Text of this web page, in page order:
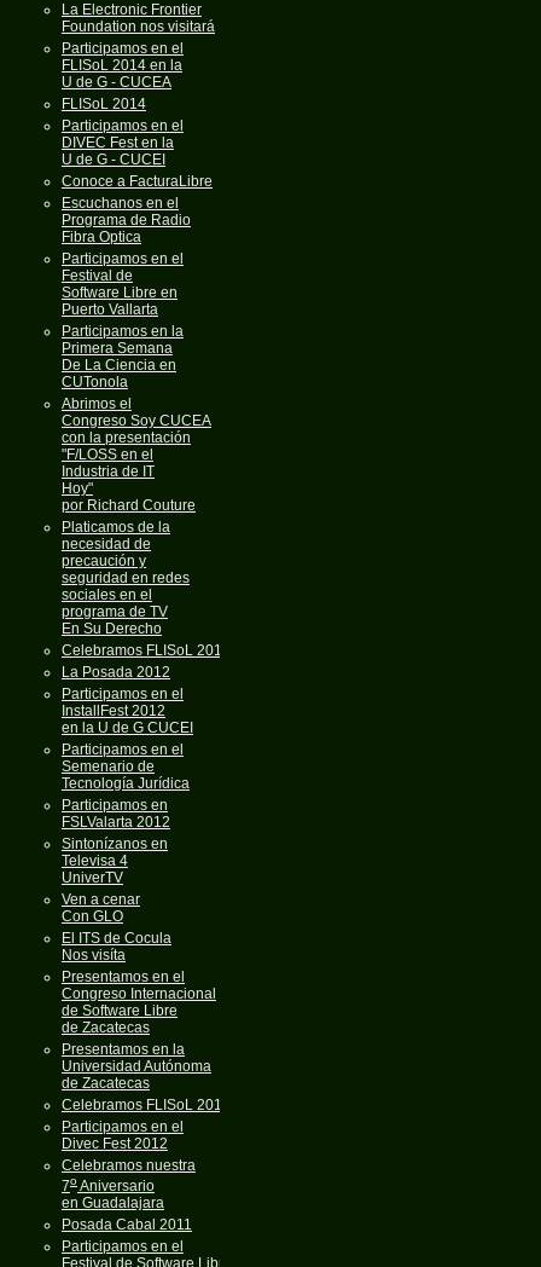
La Electronic Frontier
Foundation nos visitará
Participamos en el
FLISoL 2014 en la
U de G - CUCEA
FLISoL 2014
Participamos en el
DIVEC Fest en la
U de G - CUCEI
Conoce a FacturaLibre
Escuchanos en el
Programa de Radio
Fibra Optica
Participamos en el
Festival de
Software Libre en
Puerto Vallarta
Participamos en la
Primera Semana
De La Ciencia en
CUTonola
Abrimos el
Congreso Soy CUCEA
con la presentación
"F/LOSS en el
Industria de IT
Hoy"
por Richard Couture
Platicamos de la
necesidad de
precaución y
seguridad en redes
sociales en el
programa de TV
En Su Derecho
Celebramos FLISoL 2013
La Posada 2012
Participamos en el
InstallFest 2012
en la U de G CUCEI
Participamos en el
Semenario de
Tecnología Jurídica
Participamos en
FSLValarta 2012
Sintonízanos en
Televisa 4
UniverTV
Ven a cenar
Con GLO
El ITS de Cocula
Nos visíta
Presentamos en el
Congreso Internacional
de Software Libre
de Zacatecas
Presentamos en la
Universidad Autónoma
de Zacatecas
Celebramos FLISoL 2012
Participamos en el
Divec Fest 2012
Celebramos nuestra
7oAniversario
en Guadalajara
Posada Cabal 2011
Participamos en el
Festival de Software Libre